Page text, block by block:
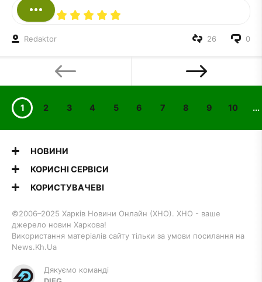
Redaktor 0
26
1 2 3 4 5 6 7 8 9 10 ...
НОВИНИ
КОРИСНІ СЕРВІСИ
КОРИСТУВАЧЕВІ
©2006–2025 Харків Новини Онлайн (ХНО). ХНО - ваше
джерело новин Харкова!
Використання матеріалів сайту тільки за умови посилання на
News.Kh.Ua
Дякуємо команді